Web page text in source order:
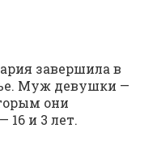
завершила в
Муж девушки —
они
и 3 лет.